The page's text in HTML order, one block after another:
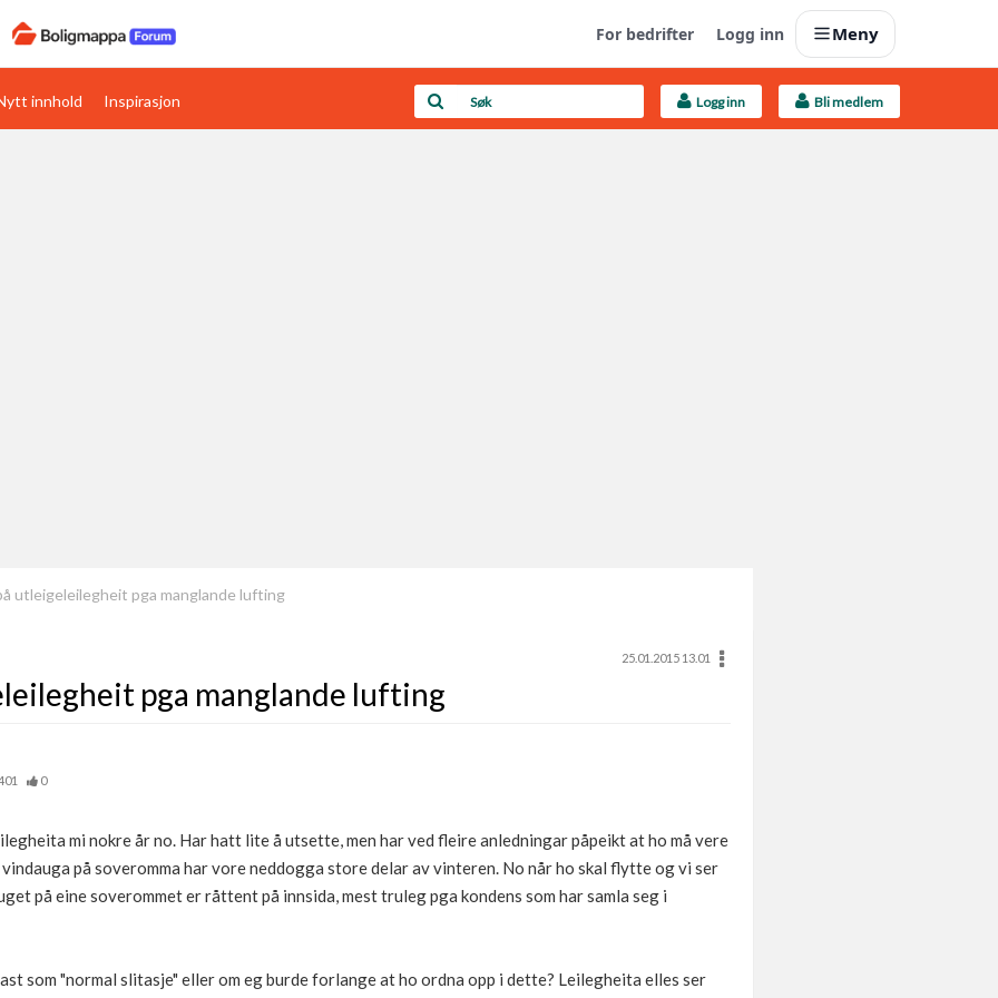
For bedrifter Logg inn Meny
Boligens papirer Last opp selv
innhold Inspirasjon Logg inn Bli medlem
utleigeleilegheit pga manglande lufting
25.01.2015 13.01
pga manglande lufting
0
mi nokre år no. Har hatt lite å utsette, men har ved fleire anledningar påpeikt at ho må vere
på soveromma har vore neddogga store delar av vinteren. No når ho skal flytte og vi ser
på eine soverommet er råttent på innsida, mest truleg pga kondens som har samla seg i
som "normal slitasje" eller om eg burde forlange at ho ordna opp i dette? Leilegheita elles ser